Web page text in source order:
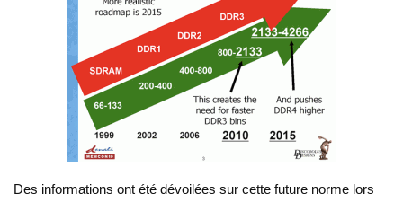
Des informations ont été dévoilées sur cette future norme lors